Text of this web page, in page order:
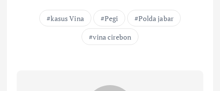
kasus Vina Pegi
Polda jabar
vina cirebon